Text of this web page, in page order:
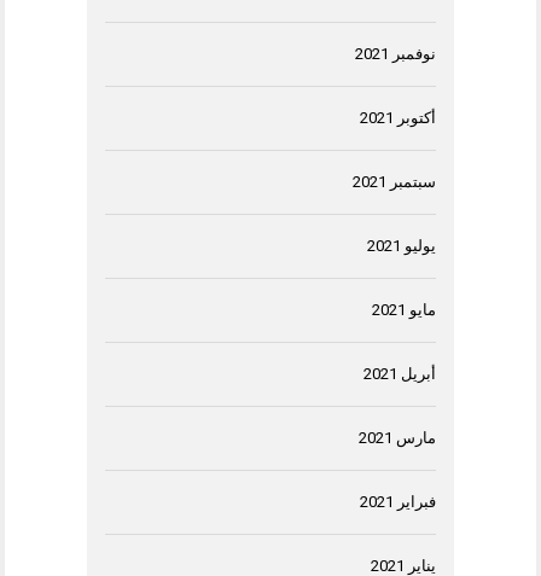
نوفمبر 2021
أكتوبر 2021
سبتمبر 2021
يوليو 2021
مايو 2021
أبريل 2021
مارس 2021
فبراير 2021
يناير 2021